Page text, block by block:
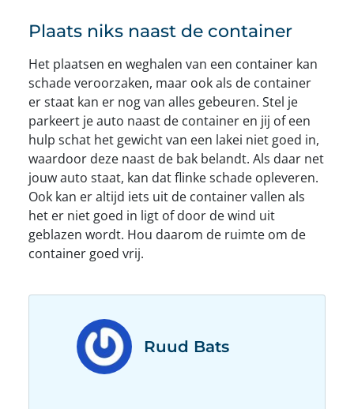
Plaats niks naast de container
Het plaatsen en weghalen van een container kan
schade veroorzaken, maar ook als de container
er staat kan er nog van alles gebeuren. Stel je
parkeert je auto naast de container en jij of een
hulp schat het gewicht van een lakei niet goed in,
waardoor deze naast de bak belandt. Als daar net
jouw auto staat, kan dat flinke schade opleveren.
Ook kan er altijd iets uit de container vallen als
het er niet goed in ligt of door de wind uit
geblazen wordt. Hou daarom de ruimte om de
container goed vrij.
Ruud Bats